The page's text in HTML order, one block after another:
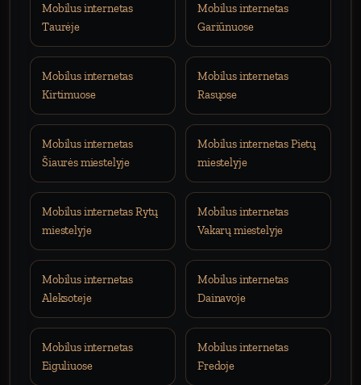
Mobilus internetas
Taurėje
Mobilus internetas
Gariūnuose
Mobilus internetas
Kirtimuose
Mobilus internetas
Rasųose
Mobilus internetas
Šiaurės miestelyje
Mobilus internetas Pietų
miestelyje
Mobilus internetas Rytų
miestelyje
Mobilus internetas
Vakarų miestelyje
Mobilus internetas
Aleksoteje
Mobilus internetas
Dainavoje
Mobilus internetas
Eiguliuose
Mobilus internetas
Fredoje